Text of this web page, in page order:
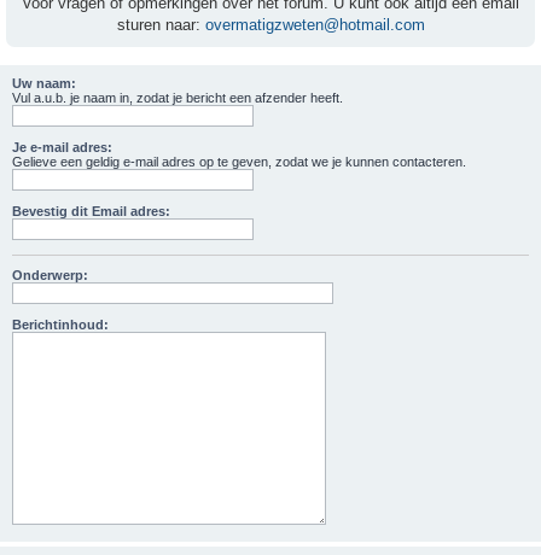
sturen naar: overmatigzweten@hotmail.com
Uw naam:
Vul a.u.b. je naam in, zodat je bericht een afzender heeft.
Je e-mail adres:
Gelieve een geldig e-mail adres op te geven, zodat we je kunnen contacteren.
Bevestig dit Email adres:
Onderwerp:
Berichtinhoud: